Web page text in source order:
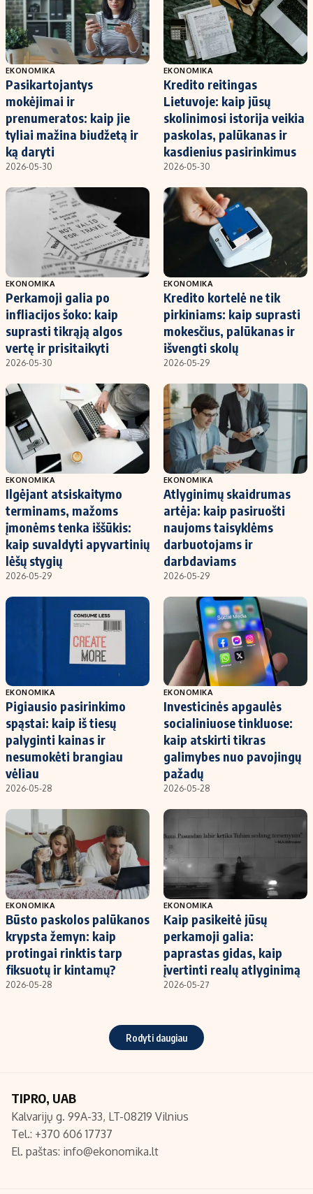
EKONOMIKA
Pasikartojantys
mokėjimai ir
prenumeratos: kaip jie
tyliai mažina biudžetą ir
ką daryti
2026-05-30
EKONOMIKA
Kredito reitingas
Lietuvoje: kaip jūsų
skolinimosi istorija veikia
paskolas, palūkanas ir
kasdienius pasirinkimus
2026-05-30
EKONOMIKA
Perkamoji galia po
infliacijos šoko: kaip
suprasti tikrąją algos
vertę ir prisitaikyti
2026-05-30
EKONOMIKA
Kredito kortelė ne tik
pirkiniams: kaip suprasti
mokesčius, palūkanas ir
išvengti skolų
2026-05-29
EKONOMIKA
Ilgėjant atsiskaitymo
terminams, mažoms
įmonėms tenka iššūkis:
kaip suvaldyti apyvartinių
lėšų stygių
2026-05-29
EKONOMIKA
Atlyginimų skaidrumas
artėja: kaip pasiruošti
naujoms taisyklėms
darbuotojams ir
darbdaviams
2026-05-29
EKONOMIKA
Pigiausio pasirinkimo
spąstai: kaip iš tiesų
palyginti kainas ir
nesumokėti brangiau
vėliau
2026-05-28
EKONOMIKA
Investicinės apgaulės
socialiniuose tinkluose:
kaip atskirti tikras
galimybes nuo pavojingų
pažadų
2026-05-28
EKONOMIKA
Būsto paskolos palūkanos
krypsta žemyn: kaip
protingai rinktis tarp
fiksuotų ir kintamų?
2026-05-28
EKONOMIKA
Kaip pasikeitė jūsų
perkamoji galia:
paprastas gidas, kaip
įvertinti realų atlyginimą
2026-05-27
Rodyti daugiau
TIPRO, UAB
Kalvarijų g. 99A-33, LT-08219 Vilnius
Tel.: +370 606 17737
El. paštas: info@ekonomika.lt